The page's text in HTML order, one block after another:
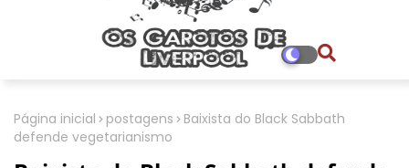
Página inicial postagens
Baixista do Black Sabbath
defende vegetarianismo